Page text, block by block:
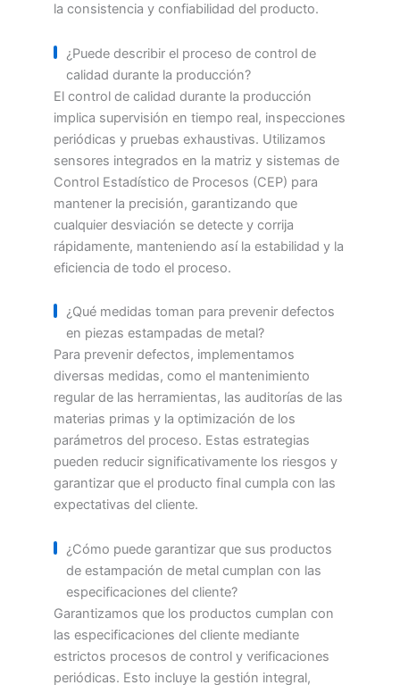
la consistencia y confiabilidad del producto.
¿Puede describir el proceso de control de
calidad durante la producción?
El control de calidad durante la producción
implica supervisión en tiempo real, inspecciones
periódicas y pruebas exhaustivas. Utilizamos
sensores integrados en la matriz y sistemas de
Control Estadístico de Procesos (CEP) para
mantener la precisión, garantizando que
cualquier desviación se detecte y corrija
rápidamente, manteniendo así la estabilidad y la
eficiencia de todo el proceso.
¿Qué medidas toman para prevenir defectos
en piezas estampadas de metal?
Para prevenir defectos, implementamos
diversas medidas, como el mantenimiento
regular de las herramientas, las auditorías de las
materias primas y la optimización de los
parámetros del proceso. Estas estrategias
pueden reducir significativamente los riesgos y
garantizar que el producto final cumpla con las
expectativas del cliente.
¿Cómo puede garantizar que sus productos
de estampación de metal cumplan con las
especificaciones del cliente?
Garantizamos que los productos cumplan con
las especificaciones del cliente mediante
estrictos procesos de control y verificaciones
periódicas. Esto incluye la gestión integral,